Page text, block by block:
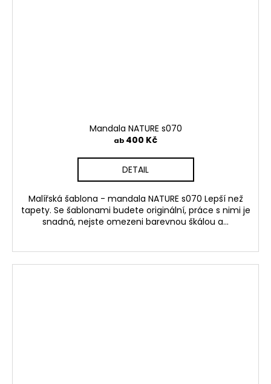
Mandala NATURE s070
ab 400 Kč
DETAIL
Malířská šablona - mandala NATURE s070 Lepší než
tapety. Se šablonami budete originální, práce s nimi je
snadná, nejste omezeni barevnou škálou a...